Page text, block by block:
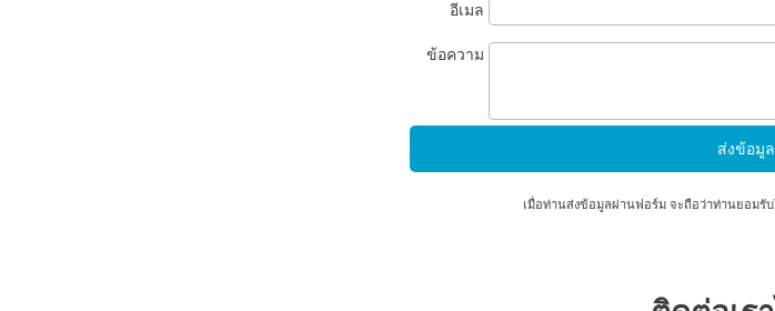
อีเมล
ข้อความ
เมื่อท่านส่งข้อมูลผ่านฟอร์ม จะถือว่าท่านยอมรั